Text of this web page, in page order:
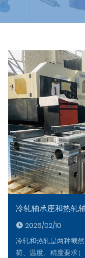
冷轧轴承座和热轧
2026/02/10
冷轧和热轧是两种截
荷、温度、精度要求